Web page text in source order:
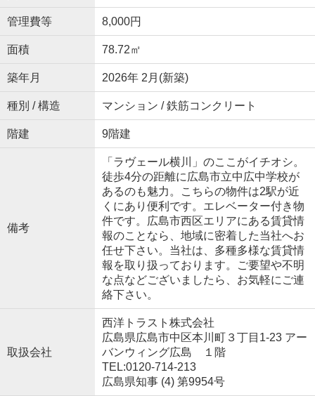
管理費等 8,000円
面積 78.72㎡
築年月 2026年 2月(新築)
種別 / 構造 マンション / 鉄筋コンクリート
階建 9階建
備考
「ラヴェール横川」のここがイチオシ。
徒歩4分の距離に広島市立中広中学校が
あるのも魅力。こちらの物件は2駅が近
くにあり便利です。エレベーター付き物
件です。広島市西区エリアにある賃貸情
報のことなら、地域に密着した当社へお
任せ下さい。当社は、多種多様な賃貸情
報を取り扱っております。ご要望や不明
な点などございましたら、お気軽にご連
絡下さい。
取扱会社
西洋トラスト株式会社
広島県広島市中区本川町３丁目1-23 アー
バンウィング広島 １階
TEL:0120-714-213
広島県知事 (4) 第9954号